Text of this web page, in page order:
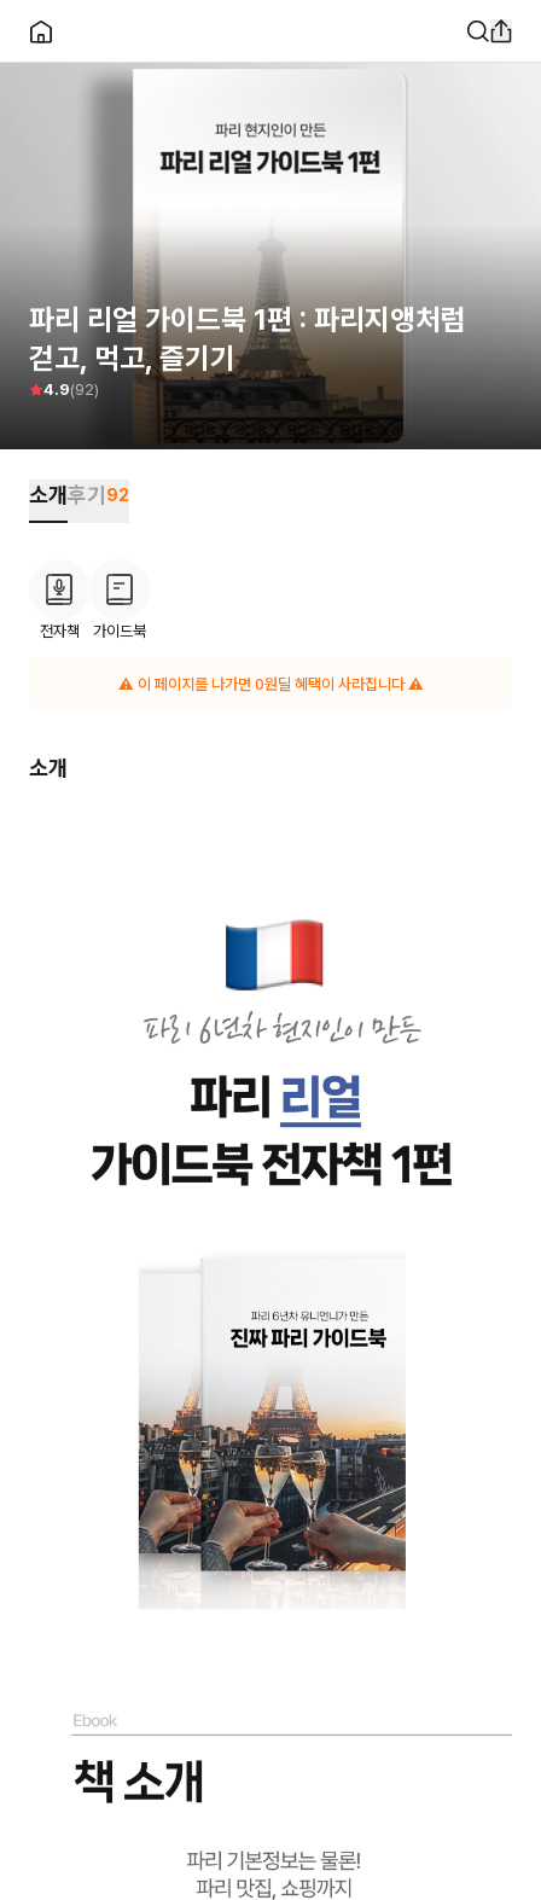
파리 리얼 가이드북 1편 : 파리지앵처럼
걷고, 먹고, 즐기기
4.9(92)
소개후기 92
전자책 가이드북
⚠️ 이 페이지를 나가면 0원딜 혜택이 사라집니다 ⚠️
소개